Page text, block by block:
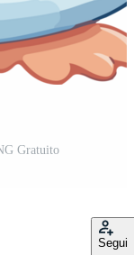
Gratuito
Segui